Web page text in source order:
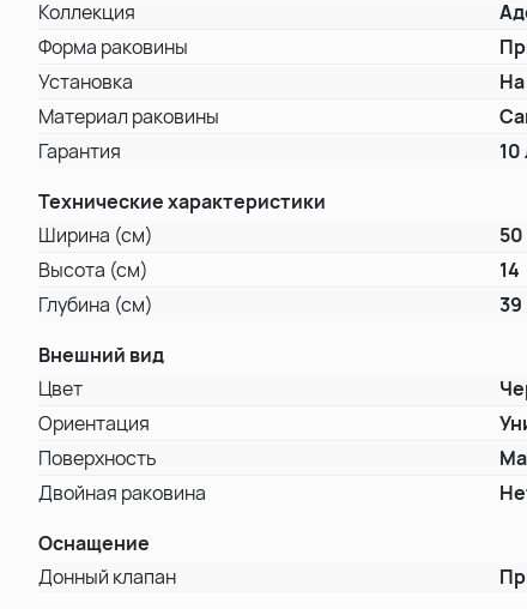
Коллекция
Форма раковины
Установка
Материал раковины
Гарантия
10
Технические характеристики
Ширина (см)
50
Высота (см)
14
Глубина (см)
39
Внешний вид
Цвет
Ориентация
Поверхность
Двойная раковина
Оснащение
Донный клапан